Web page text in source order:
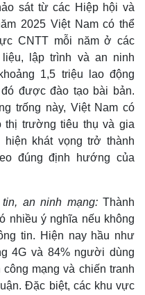
sát từ các Hiệp hội và
2025 Việt Nam có thể
CNTT mỗi năm ở các
lập trình và an ninh
1,5 triệu lao động
được đào tạo bài bản.
trống này, Việt Nam có
trường tiêu thụ và gia
khát vọng trở thành
đúng định hướng của
an ninh mạng: Thành
nhiều ý nghĩa nếu không
tin. Hiện nay hầu như
4G và 84% người dùng
mạng và chiến tranh
Đặc biệt, các khu vực